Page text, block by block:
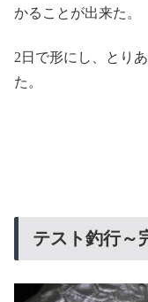
かることが出来た。
2日で形にし、とり
た。
テスト釣行～